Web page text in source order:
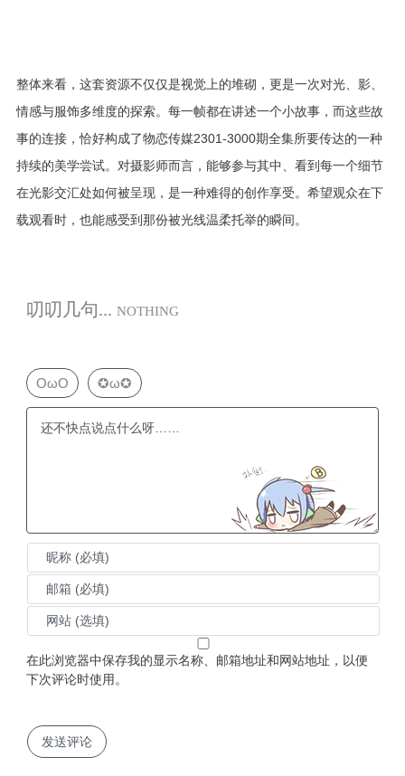
整体来看，这套资源不仅仅是视觉上的堆砌，更是一次对光、影、
情感与服饰多维度的探索。每一帧都在讲述一个小故事，而这些故
事的连接，恰好构成了物恋传媒2301-3000期全集所要传达的一种
持续的美学尝试。对摄影师而言，能够参与其中、看到每一个细节
在光影交汇处如何被呈现，是一种难得的创作享受。希望观众在下
载观看时，也能感受到那份被光线温柔托举的瞬间。
叨叨几句... NOTHING
OωO ✪ω✪
在此浏览器中保存我的显示名称、邮箱地址和网站地址，以便
下次评论时使用。